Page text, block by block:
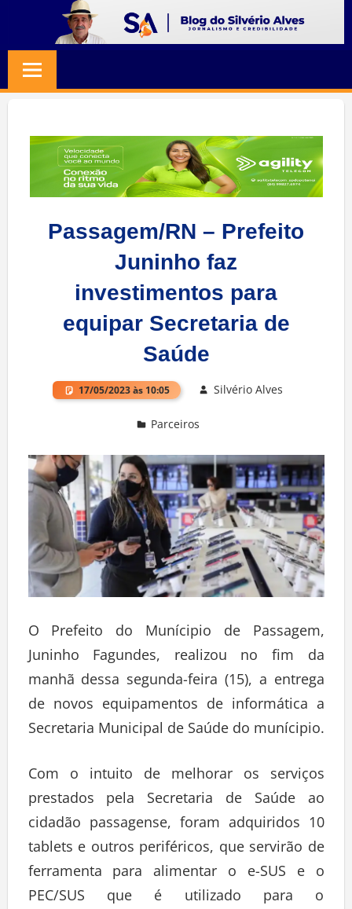
content
SILVERIO
ALVES
Jornalismo
Credibilidade
Passagem/RN – Prefeito
Juninho faz
investimentos para
equipar Secretaria de
Saúde
17/05/2023 às 10:05 Silvério Alves
Parceiros
O Prefeito do Munícipio de Passagem,
Juninho Fagundes, realizou no fim da
manhã dessa segunda-feira (15), a entrega
de novos equipamentos de informática a
Secretaria Municipal de Saúde do munícipio.
Com o intuito de melhorar os serviços
prestados pela Secretaria de Saúde ao
cidadão passagense, foram adquiridos 10
tablets e outros periféricos, que servirão de
ferramenta para alimentar o e-SUS e o
PEC/SUS que é utilizado para o